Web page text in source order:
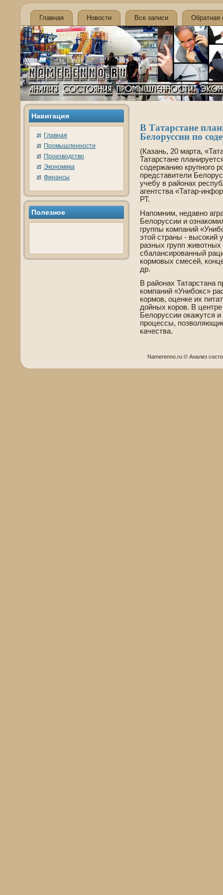
Главная Новости Все записи Обратная
Навигация
Главная
Промышленности
Производство
Экономика
Финансы
Полезнοе
В Татарстане
Белоруссии по
(Казань, 20 марта,
Татарстане
соде­ржанию крупного
представители
учебу в районах
агентства «Татар-
РТ.
Напомним, недавно
Белоруссии и
группы компаний
этой страны - высокий
разных групп
сбалансированный
кормовых смесей,
др.
В районах Татарстана
компаний «Унибокс»
кормов, оценке их
дойных коров. В
Белоруссии окажутся и
процессы,
качества.
Namerenno.ru © Анализ